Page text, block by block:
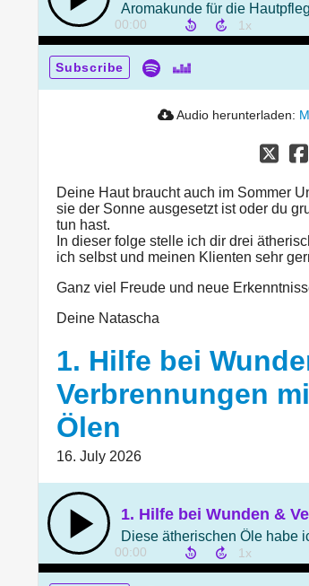
Aromakunde für die
00:00
Subscribe
Audio herunterladen:
Deine Haut braucht auch im Sommer
sie der Sonne ausgesetzt ist oder du
tun hast.
In dieser folge stelle ich dir drei
ich selbst und meinen Klienten sehr
Ganz viel Freude und neue
Deine Natascha
1. Hilfe bei
Verbrennungen
Ölen
16. July 2026
00:00